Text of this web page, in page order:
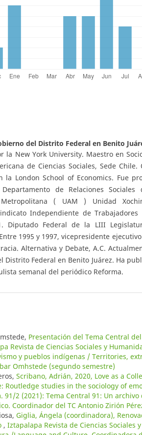
del Distrito Federal en Benito
la New York University. Maestro en
de Ciencias Sociales, Sede Chile.
la London School of Economics. Fue
de Relaciones Sociales
( UAM ) Unidad
Independiente de Trabajadores
Diputado Federal de la LIII
1995 y 1997, vicepresidente
Alternativa y Debate, A.C.
Distrito Federal en Benito Juárez. Ha
semanal del periódico Reforma.
Presentación del Tema Central
Revista de Ciencias Sociales y
y pueblos indígenas / Territories,
Omhstede (segundo semestre)
Scribano, Adrián, 2020, Love as a
Routledge studies in the sociology of
91/2 (2021): Tema Central 91: Un
Coordinador del TC Antonio Zirión
Giglia, Ángela (coordinadora),
, Iztapalapa Revista de Ciencias Sociales